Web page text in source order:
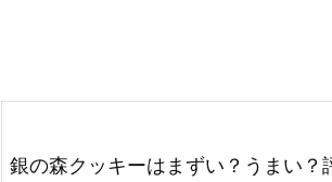
銀の森クッキーはまずい？うまい？